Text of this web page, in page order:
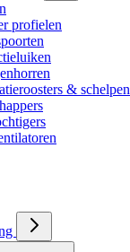
profielen
& schelpen